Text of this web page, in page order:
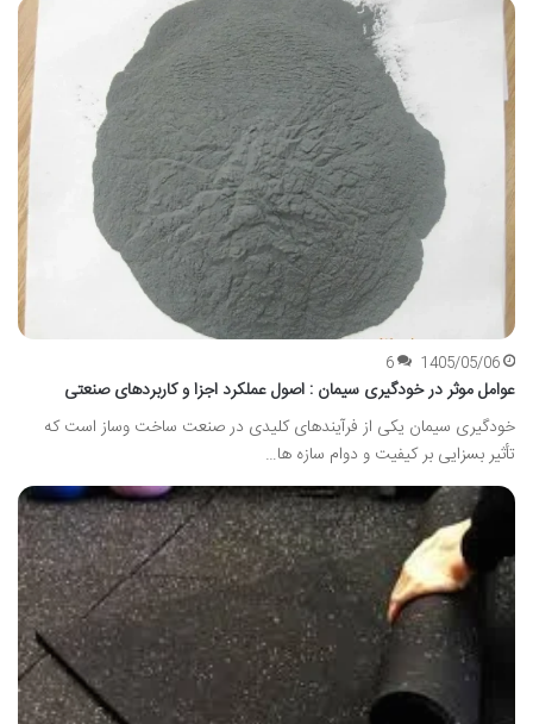
1405/05/06
6
عوامل موثر در خودگیری سیمان : اصول عملکرد اجزا و کاربردهای صنعتی
خودگیری سیمان یکی از فرآیندهای کلیدی در صنعت ساخت وساز است که
تأثیر بسزایی بر کیفیت و دوام سازه ها…